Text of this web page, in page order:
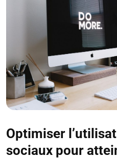
Optimiser
sociaux pour